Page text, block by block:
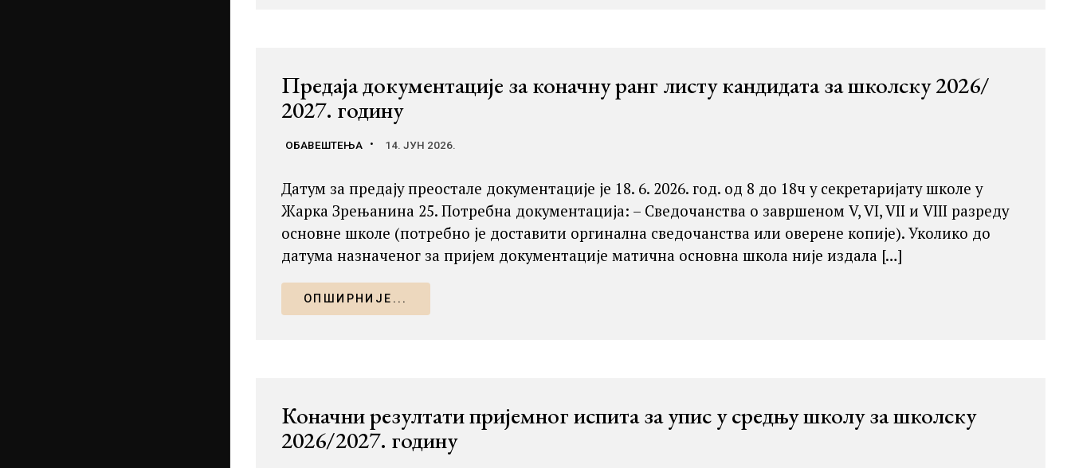
Предаја документације за коначну ранг листу кандидата за школску 2026/
2027. годину
ОБАВЕШТЕЊА 14. ЈУН 2026.
Датум за предају преостале документације је 18. 6. 2026. год. од 8 до 18ч у секретаријату школе у
Жарка Зрењанина 25. Потребна документација: – Сведочанства о завршеном V, VI, VII и VIII разреду
основне школе (потребно је доставити оргинална сведочанства или оверене копије). Уколико до
датума назначеног за пријем документације матична основна школа није издала […]
ОПШИРНИЈЕ...
Коначни резултати пријемног испита за упис у средњу школу за школску
2026/2027. годину